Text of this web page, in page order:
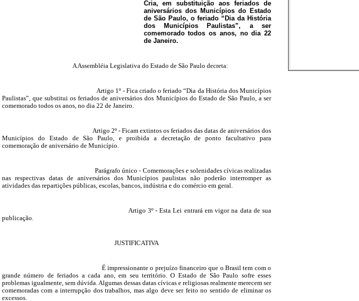
Cria, em substituição aos feriados de
aniversários dos Municípios do Estado
de São Paulo, o feriado “Dia da História
dos Municípios Paulistas”, a ser
comemorado todos os anos, no dia 22
de Janeiro.
A Assembléia Legislativa do Estado de São Paulo decreta:
Artigo 1º - Fica criado o feriado “Dia da História dos Municípios
Paulistas”, que substitui os feriados de aniversários dos Municípios do Estado de São Paulo, a ser
comemorado todos os anos, no dia 22 de Janeiro.
Artigo 2º - Ficam extintos os feriados das datas de aniversários dos
Municípios do Estado de São Paulo, e proibida a decretação de ponto facultativo para
comemoração de aniversário de Município.
Parágrafo único - Comemorações e solenidades cívicas realizadas
nas respectivas datas de aniversários dos Municípios paulistas não poderão interromper as
atividades das repartições públicas, escolas, bancos, indústria e do comércio em geral.
Artigo 3º - Esta Lei entrará em vigor na data de sua
publicação.
JUSTIFICATIVA
É impressionante o prejuízo financeiro que o Brasil tem com o
grande número de feriados a cada ano, em seu território. O Estado de São Paulo sofre esses
problemas igualmente, sem dúvida. Algumas dessas datas cívicas e religiosas realmente merecem ser
comemoradas com a interrupção dos trabalhos, mas algo deve ser feito no sentido de eliminar os
excessos.